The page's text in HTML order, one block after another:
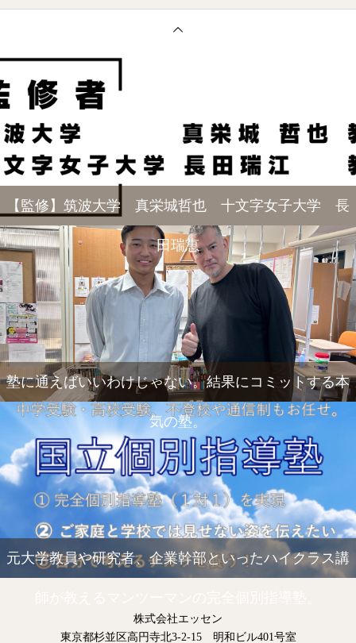
【監修】筑波大学 真栄城哲也 十文字女子大学 長
田瑞恵
塾に通えばいいわけじゃない。結果にコミットする本
気の塾。
元大学教員や研究者、企業幹部といったハイクラス講
株式会社エッセン
東京都杉並区高円寺北3-2-15 明和ビル401号室